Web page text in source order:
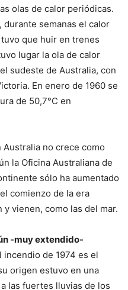
olas de calor periódicas.
durante semanas el calor
que huir en trenes
lugar la ola de calor
sudeste de Australia, con
En enero de 1960 se
de 50,7°C en
no crece como
la Oficina Australiana de
sólo ha aumentado
comienzo de la era
vienen, como las del mar.
-muy extendido-
incendio de 1974 es el
origen estuvo en una
las fuertes lluvias de los